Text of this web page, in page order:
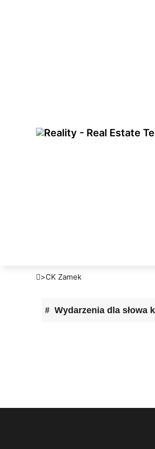
>CK Zamek
Wydarzenia dla słowa